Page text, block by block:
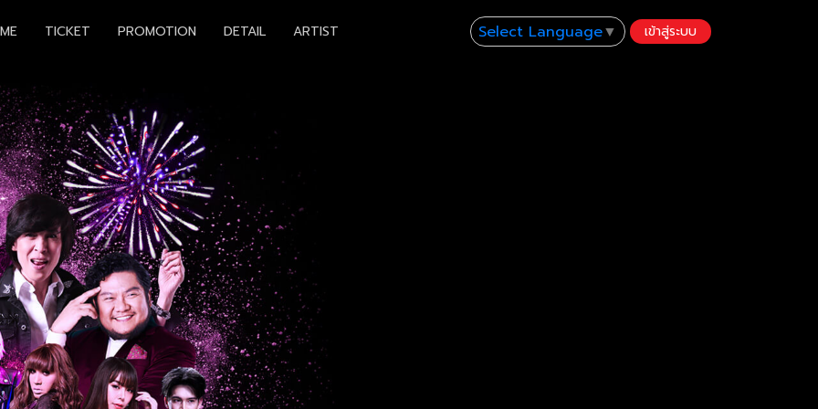
TICKET PROMOTION DETAIL ARTIST Select Language▼ เข้าสู่ระบบ